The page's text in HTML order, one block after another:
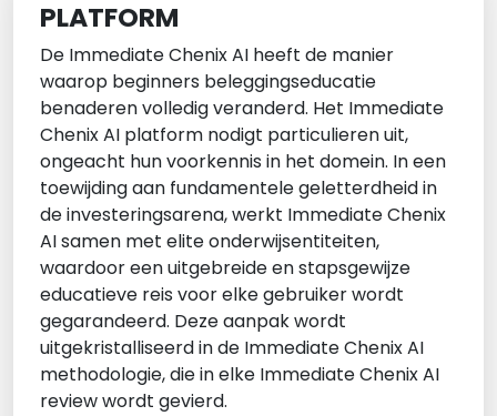
PLATFORM
De Immediate Chenix AI heeft de manier
waarop beginners beleggingseducatie
benaderen volledig veranderd. Het Immediate
Chenix AI platform nodigt particulieren uit,
ongeacht hun voorkennis in het domein. In een
toewijding aan fundamentele geletterdheid in
de investeringsarena, werkt Immediate Chenix
AI samen met elite onderwijsentiteiten,
waardoor een uitgebreide en stapsgewijze
educatieve reis voor elke gebruiker wordt
gegarandeerd. Deze aanpak wordt
uitgekristalliseerd in de Immediate Chenix AI
methodologie, die in elke Immediate Chenix AI
review wordt gevierd.